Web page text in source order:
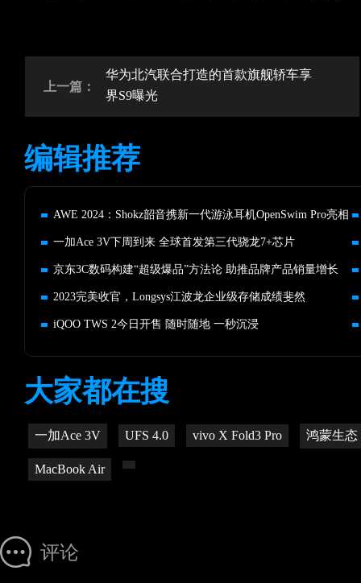
上一篇：
华为北汽联合打造的首款旗舰轿车享
界S9曝光
编辑推荐
AWE 2024：Shokz韶音携新一代游泳耳机OpenSwim Pro亮相
一加Ace 3V下周到来 全球首发第三代骁龙7+芯片
京东3C数码构建“超级爆品”方法论 助推品牌产品销量增长
2023完美收官，Longsys江波龙企业级存储成绩斐然
iQOO TWS 2今日开售 随时随地 一秒沉浸
大家都在搜
一加Ace 3V UFS 4.0 vivo X Fold3 Pro 鸿蒙生态
MacBook Air
评论